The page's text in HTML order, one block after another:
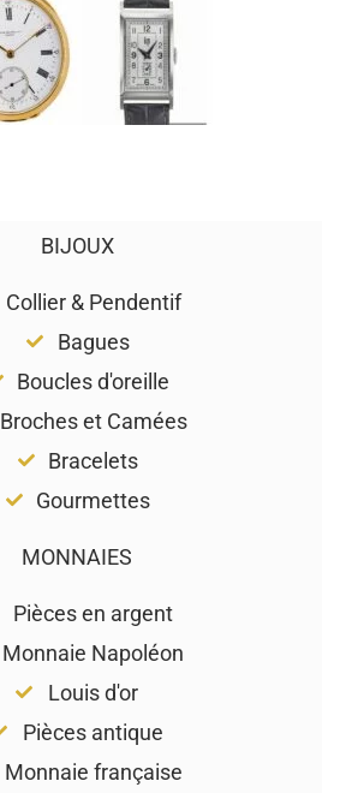
BIJOUX
Collier & Pendentif
Bagues
Boucles d'oreille
Broches et Camées
Bracelets
Gourmettes
MONNAIES
Pièces en argent
Monnaie Napoléon
Louis d'or
Pièces antique
Monnaie française